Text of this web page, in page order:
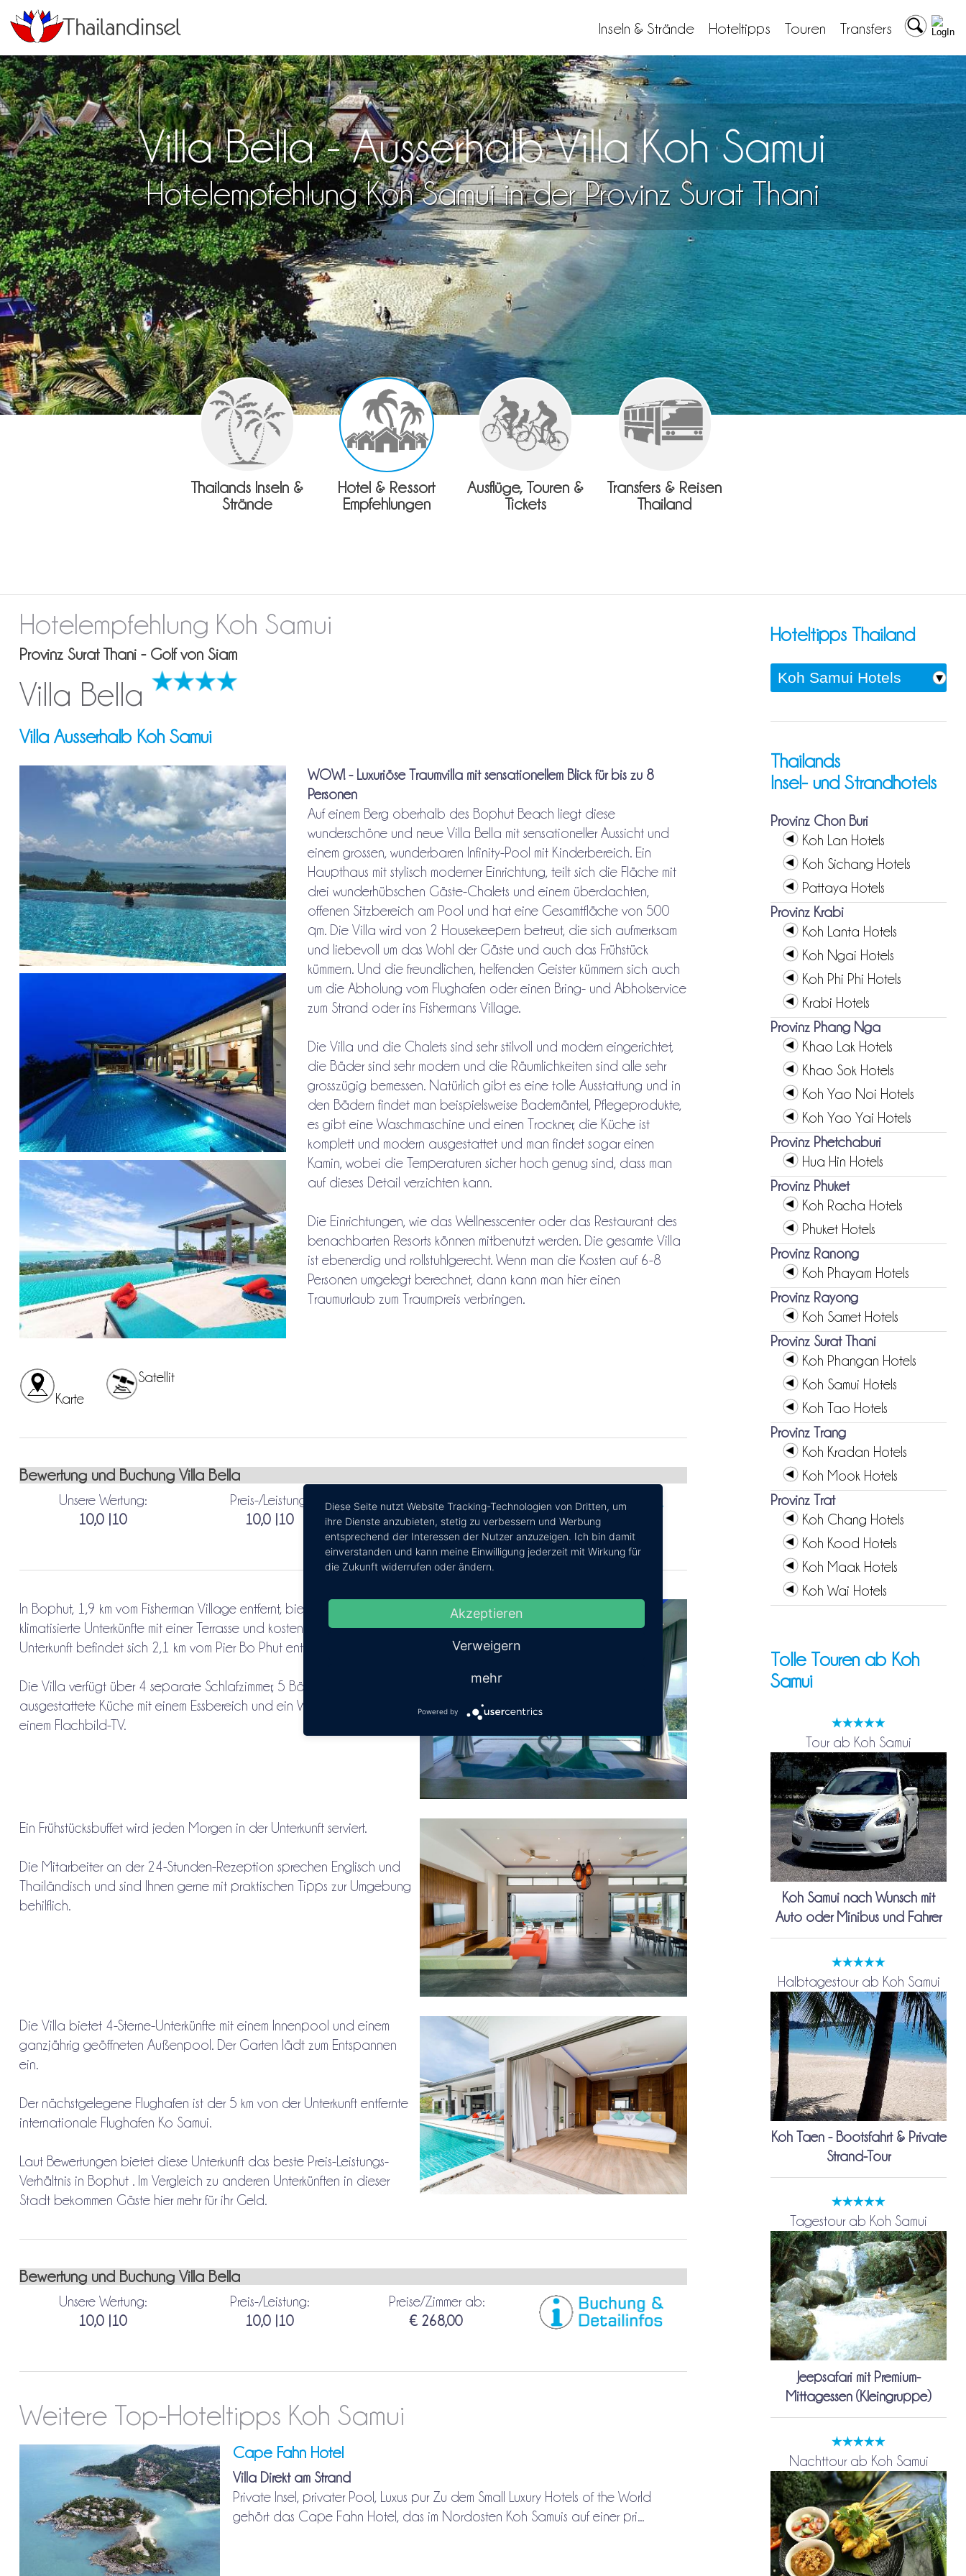
Transfers
Touren
Hoteltipps
Inseln & Strände
Villa Bella - Ausserhalb Villa Koh Samui
Hotelempfehlung Koh Samui in der Provinz Surat Thani
Thailands Inseln &
Strände
Hotel & Ressort
Empfehlungen
Ausflüge, Touren &
Tickets
Transfers & Reisen
Thailand
Hotelempfehlung Koh Samui
Provinz Surat Thani - Golf von Siam
Villa Bella
Villa Ausserhalb Koh Samui
Karte
Satellit
WOW! - Luxuriöse Traumvilla mit sensationellem Blick für bis zu 8
Personen
Auf einem Berg oberhalb des Bophut Beach liegt diese
wunderschöne und neue Villa Bella mit sensationeller Aussicht und
einem grossen, wunderbaren Infinity-Pool mit Kinderbereich. Ein
Haupthaus mit stylisch moderner Einrichtung, teilt sich die Fläche mit
drei wunderhübschen Gäste-Chalets und einem überdachten,
offenen Sitzbereich am Pool und hat eine Gesamtfläche von 500
qm. Die Villa wird von 2 Housekeepern betreut, die sich aufmerksam
und liebevoll um das Wohl der Gäste und auch das Frühstück
kümmern. Und die freundlichen, helfenden Geister kümmern sich auch
um die Abholung vom Flughafen oder einen Bring- und Abholservice
zum Strand oder ins Fishermans Village.
Die Villa und die Chalets sind sehr stilvoll und modern eingerichtet,
die Bäder sind sehr modern und die Räumlichkeiten sind alle sehr
grosszügig bemessen. Natürlich gibt es eine tolle Ausstattung und in
den Bädern findet man beispielsweise Bademäntel, Pflegeprodukte,
es gibt eine Waschmaschine und einen Trockner, die Küche ist
komplett und modern ausgestattet und man findet sogar einen
Kamin, wobei die Temperaturen sicher hoch genug sind, dass man
auf dieses Detail verzichten kann.
Die Einrichtungen, wie das Wellnesscenter oder das Restaurant des
benachbarten Resorts können mitbenutzt werden. Die gesamte Villa
ist ebenerdig und rollstuhlgerecht. Wenn man die Kosten auf 6-8
Personen umgelegt berechnet, dann kann man hier einen
Traumurlaub zum Traumpreis verbringen.
Bewertung und Buchung Villa Bella
Unsere Wertung:
10,0 |10
Preis-/Leistung:
10,0 |10
Preise/Zimmer ab:
€ 268,00
In Bophut, 1,9 km vom Fisherman Village entfernt, bietet die Villa Bella
klimatisierte Unterkünfte mit einer Terrasse und kostenfreiem WLAN. Die
Unterkunft befindet sich 2,1 km vom Pier Bo Phut entfernt.
Die Villa verfügt über 4 separate Schlafzimmer, 5 Bäder, eine voll
ausgestattete Küche mit einem Essbereich und ein Wohnzimmer mit
einem Flachbild-TV.
Ein Frühstücksbuffet wird jeden Morgen in der Unterkunft serviert.
Die Mitarbeiter an der 24-Stunden-Rezeption sprechen Englisch und
Thailändisch und sind Ihnen gerne mit praktischen Tipps zur Umgebung
behilflich.
Die Villa bietet 4-Sterne-Unterkünfte mit einem Innenpool und einem
ganzjährig geöffneten Außenpool. Der Garten lädt zum Entspannen
ein.
Der nächstgelegene Flughafen ist der 5 km von der Unterkunft entfernte
internationale Flughafen Ko Samui.
Laut Bewertungen bietet diese Unterkunft das beste Preis-Leistungs-
Verhältnis in Bophut . Im Vergleich zu anderen Unterkünften in dieser
Stadt bekommen Gäste hier mehr für ihr Geld.
Bewertung und Buchung Villa Bella
Unsere Wertung:
10,0 |10
Preis-/Leistung:
10,0 |10
Preise/Zimmer ab:
€ 268,00
Weitere Top-Hoteltipps Koh Samui
Cape Fahn Hotel
Villa Direkt am Strand
Private Insel, privater Pool, Luxus pur Zu dem Small Luxury Hotels of the World
gehört das Cape Fahn Hotel, das im Nordosten Koh Samuis auf einer pri...
Hoteltipps Thailand
Thailands
Insel- und Strandhotels
Provinz Chon Buri
Koh Lan Hotels
Koh Sichang Hotels
Pattaya Hotels
Provinz Krabi
Koh Lanta Hotels
Koh Ngai Hotels
Koh Phi Phi Hotels
Krabi Hotels
Provinz Phang Nga
Khao Lak Hotels
Khao Sok Hotels
Koh Yao Noi Hotels
Koh Yao Yai Hotels
Provinz Phetchaburi
Hua Hin Hotels
Provinz Phuket
Koh Racha Hotels
Phuket Hotels
Provinz Ranong
Koh Phayam Hotels
Provinz Rayong
Koh Samet Hotels
Provinz Surat Thani
Koh Phangan Hotels
Koh Samui Hotels
Koh Tao Hotels
Provinz Trang
Koh Kradan Hotels
Koh Mook Hotels
Provinz Trat
Koh Chang Hotels
Koh Kood Hotels
Koh Maak Hotels
Koh Wai Hotels
Tolle Touren ab Koh
Samui
Tour ab Koh Samui
Koh Samui nach Wunsch mit
Auto oder Minibus und Fahrer
Halbtagestour ab Koh Samui
Koh Taen - Bootsfahrt & Private
Strand-Tour
Tagestour ab Koh Samui
Jeepsafari mit Premium-
Mittagessen (Kleingruppe)
Nachttour ab Koh Samui
Diese Seite nutzt Website Tracking-Technologien von Dritten, um
ihre Dienste anzubieten, stetig zu verbessern und Werbung
entsprechend der Interessen der Nutzer anzuzeigen. Ich bin damit
einverstanden und kann meine Einwilligung jederzeit mit Wirkung für
die Zukunft widerrufen oder ändern.
Akzeptieren
Verweigern
mehr
Powered by